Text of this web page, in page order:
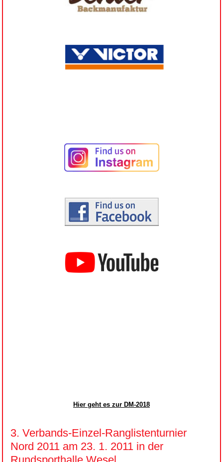
Hier geht es zur DM-2018
3. Verbands-Einzel-Ranglistenturnier
Nord 2011 am 23. 1. 2011 in der